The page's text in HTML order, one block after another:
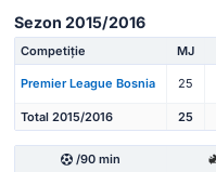
Sezon 2015/2016
Competiție MJ
Premier League Bosnia 25
Total 2015/2016 25
/90 min